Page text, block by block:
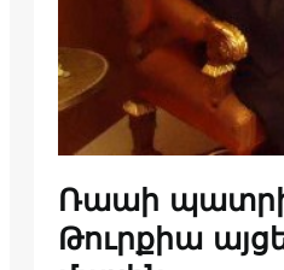
Ռաաի
Թուրքիա